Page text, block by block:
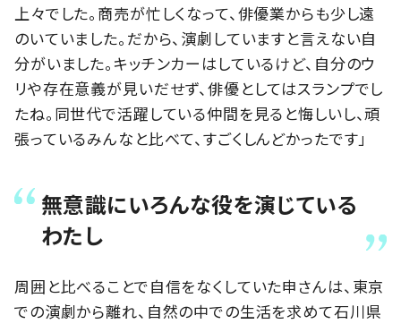
上々でした。商売が忙しくなって、俳優業からも少し遠
のいていました。だから、演劇していますと言えない自
分がいました。キッチンカーはしているけど、自分のウ
リや存在意義が見いだせず、俳優としてはスランプでし
たね。同世代で活躍している仲間を見ると悔しいし、頑
張っているみんなと比べて、すごくしんどかったです」
無意識にいろんな役を演じている
わたし
周囲と比べることで自信をなくしていた申さんは、東京
での演劇から離れ、自然の中での生活を求めて石川県